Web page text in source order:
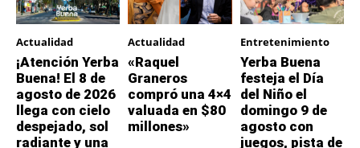
Actualidad
¡Atención Yerba
Buena! El 8 de
agosto de 2026
llega con cielo
despejado, sol
radiante y una
Actualidad
«Raquel
Graneros
compró una 4×4
valuada en $80
millones»
Entretenimiento
Yerba Buena
festeja el Día
del Niño el
domingo 9 de
agosto con
juegos, pista de